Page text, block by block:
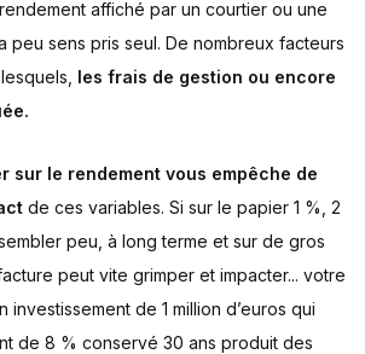
affiché par un courtier ou une
peu sens pris seul. De nombreux facteurs
les frais de gestion ou encore
sur le rendement vous empêche de
de ces variables. Si sur le papier 1 %, 2
peu, à long terme et sur de gros
peut vite grimper et impacter... votre
investissement de 1 million d’euros qui
de 8 % conservé 30 ans produit des